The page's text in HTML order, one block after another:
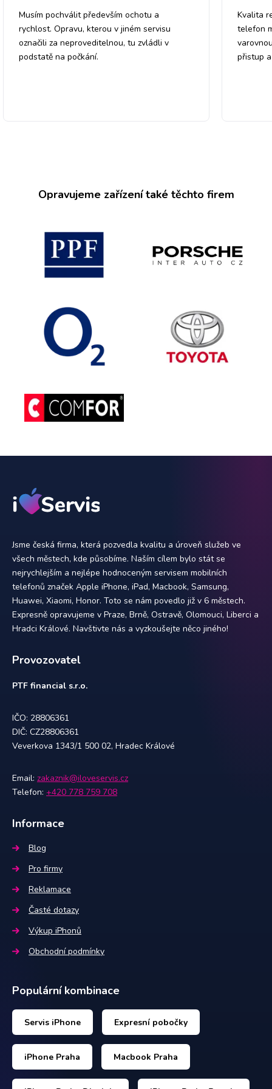
Musím pochválit především ochotu a
rychlost. Opravu, kterou v jiném servisu
označili za neproveditelnou, tu zvládli v
podstatě na počkání.
Kvalita
telefon
přistup
Opravujeme zařízení také těchto firem
Jsme česká firma, která pozvedla kvalitu a úroveň služeb ve
všech městech, kde působíme. Naším cílem bylo stát se
nejrychlejším a nejlépe hodnoceným servisem mobilních
telefonů značek Apple iPhone, iPad, Macbook, Samsung,
Huawei, Xiaomi, Honor. Toto se nám povedlo již v 6 městech.
Expresně opravujeme v Praze, Brně, Ostravě, Olomouci, Liberci a
Hradci Králové. Navštivte nás a vyzkoušejte něco jiného!
Provozovatel
PTF financial s.r.o.
IČO: 28806361
DIČ: CZ28806361
Veverkova 1343/1 500 02, Hradec Králové
Email: zakaznik@iloveservis.cz
Telefon: +420 778 759 708
Informace
Blog
Pro firmy
Reklamace
Časté dotazy
Výkup iPhonů
Obchodní podmínky
Populární kombinace
Servis iPhone Expresní pobočky
iPhone Praha Macbook Praha